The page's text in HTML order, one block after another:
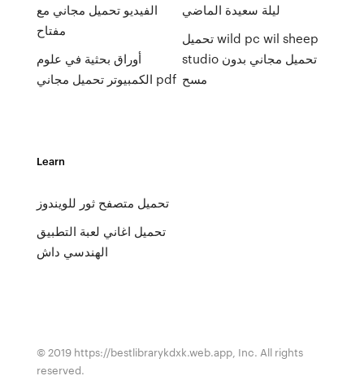
الفيديو تحميل مجاني مع
مفتاح
أوراق بحثية في علوم
الكمبيوتر تحميل مجاني pdf
ليلة سعيدة الماضي
تحميل wild pc wil sheep
studio تحميل مجاني بدون
مسح
Learn
تحميل متصفح ثور للويندوز
تحميل اغاني لعبة التطبيق
الهندسي داش
© 2019 https://bestlibrarykdxk.web.app, Inc. All rights
reserved.